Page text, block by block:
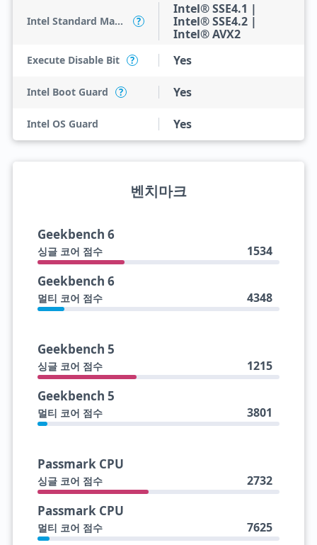
Intel Standard Manageability (ISM) ?
Intel® SSE4.1 |
Intel® SSE4.2 |
Intel® AVX2
Execute Disable Bit ? Yes
Intel Boot Guard ? Yes
Intel OS Guard Yes
벤치마크
Geekbench 6
싱글 코어 점수 1534
Geekbench 6
멀티 코어 점수 4348
Geekbench 5
싱글 코어 점수 1215
Geekbench 5
멀티 코어 점수 3801
Passmark CPU
싱글 코어 점수 2732
Passmark CPU
멀티 코어 점수 7625